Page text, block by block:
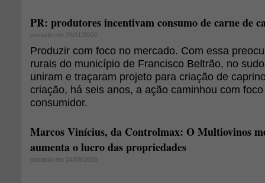
PR: produtores incentivam consumo de carne de
postado em 25/11/2009
Produzir com foco no mercado. Com essa
rurais do município de Francisco Beltrão, no
uniram e traçaram projeto para criação de
criação, há seis anos, a ação caminhou com
consumidor.
Marcos Vinícius, da Controlmax: O Multiovinos
aumenta o lucro das propriedades
postado em 24/09/2009